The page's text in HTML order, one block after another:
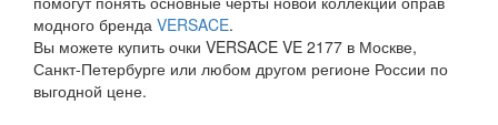
модного бренда VERSACE.
Вы можете купить очки VERSACE VE 2177 в Москве,
Санкт-Петербурге или любом другом регионе России по
выгодной цене.